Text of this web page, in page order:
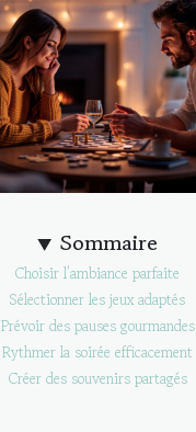
Sommaire
Choisir l’ambiance parfaite
Sélectionner les jeux adaptés
Prévoir des pauses gourmandes
Rythmer la soirée efficacement
Créer des souvenirs partagés